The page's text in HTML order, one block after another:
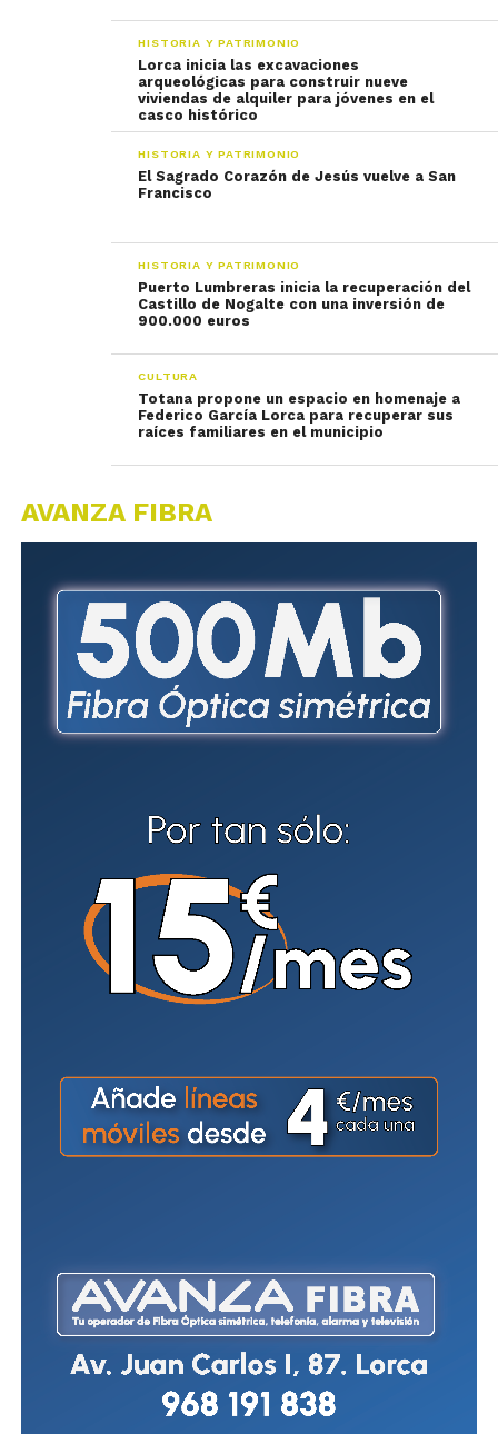
HISTORIA Y PATRIMONIO
Lorca inicia las excavaciones
arqueológicas para construir nueve
viviendas de alquiler para jóvenes en el
casco histórico
HISTORIA Y PATRIMONIO
El Sagrado Corazón de Jesús vuelve a San
Francisco
HISTORIA Y PATRIMONIO
Puerto Lumbreras inicia la recuperación del
Castillo de Nogalte con una inversión de
900.000 euros
CULTURA
Totana propone un espacio en homenaje a
Federico García Lorca para recuperar sus
raíces familiares en el municipio
AVANZA FIBRA